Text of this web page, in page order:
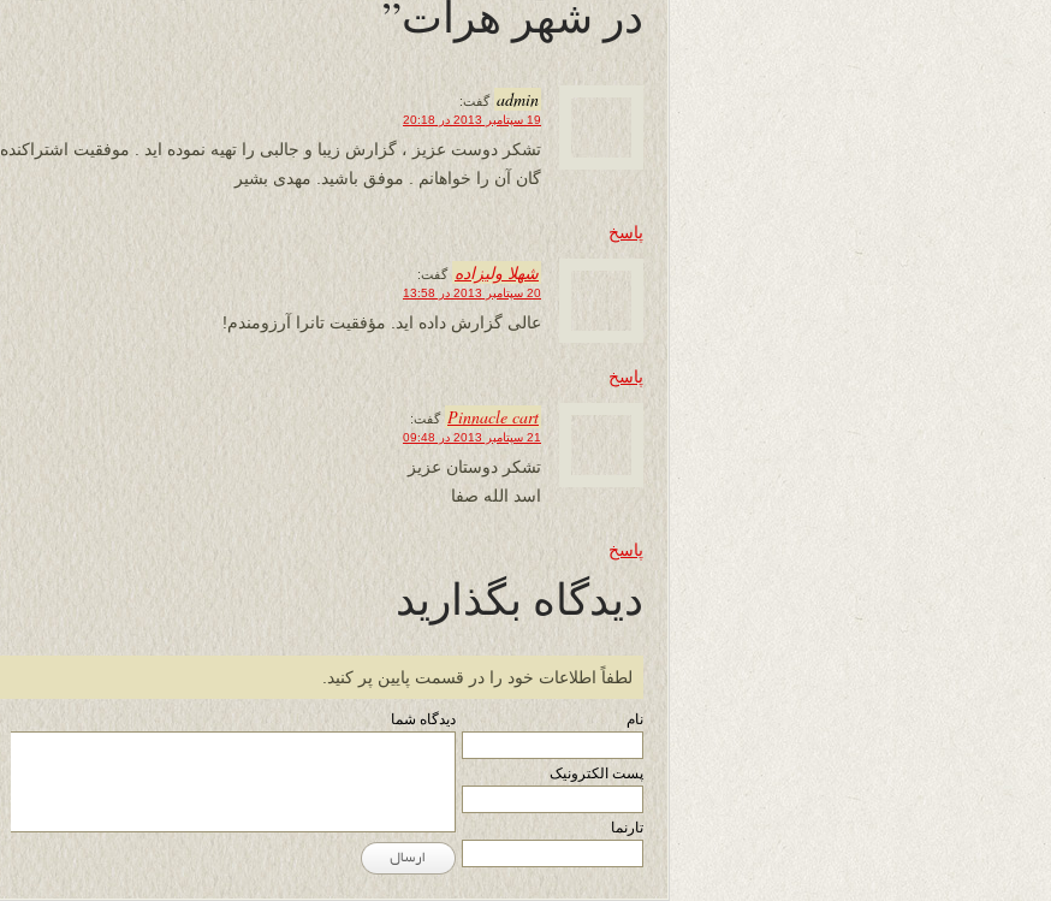
در شهر هرات”
admin گفت:
19 سپتامبر 2013 در 20:18
تشکر دوست عزیز ، گزارش زیبا و جالبی را تهیه نموده اید . موفقیت اشتراکنده
گان آن را خواهانم . موفق باشید. مهدی بشیر
پاسخ
شهلا ولیزاده گفت:
20 سپتامبر 2013 در 13:58
عالی گزارش داده اید. مؤفقیت تانرا آرزومندم!
پاسخ
Pinnacle cart گفت:
21 سپتامبر 2013 در 09:48
تشکر دوستان عزیز
اسد الله صفا
پاسخ
دیدگاه بگذارید
لطفاً اطلاعات خود را در قسمت پایین پر کنید.
نام
پست الکترونیک
تارنما
دیدگاه شما